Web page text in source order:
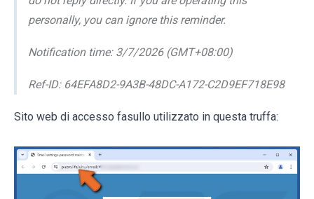
personally, you can ignore this reminder.
Notification time: 3/7/2026 (GMT+08:00)
Ref-ID: 64EFA8D2-9A3B-48DC-A172-C2D9EF718E98
Sito web di accesso fasullo utilizzato in questa truffa: